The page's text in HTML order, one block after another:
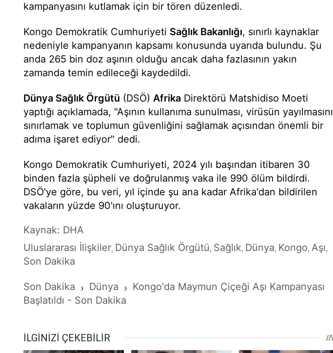
kampanyasını kutlamak için bir tören düzenledi.
Kongo Demokratik Cumhuriyeti Sağlık Bakanlığı, sınırlı kaynaklar
nedeniyle kampanyanın kapsamı konusunda uyarıda bulundu. Şu
anda 265 bin doz aşının olduğu ancak daha fazlasının yakın
zamanda temin edileceği kaydedildi.
Dünya Sağlık Örgütü (DSÖ) Afrika Direktörü Matshidiso Moeti
yaptığı açıklamada, "Aşının kullanıma sunulması, virüsün yayılmasını
sınırlamak ve toplumun güvenliğini sağlamak açısından önemli bir
adıma işaret ediyor" dedi.
Kongo Demokratik Cumhuriyeti, 2024 yılı başından itibaren 30
binden fazla şüpheli ve doğrulanmış vaka ile 990 ölüm bildirdi.
DSÖ'ye göre, bu veri, yıl içinde şu ana kadar Afrika'dan bildirilen
vakaların yüzde 90'ını oluşturuyor.
Kaynak: DHA
Uluslararası İlişkiler, Dünya Sağlık Örgütü, Sağlık, Dünya, Kongo, Aşı,
Son Dakika
Son Dakika › Dünya › Kongo'da Maymun Çiçeği Aşı Kampanyası
Başlatıldı - Son Dakika